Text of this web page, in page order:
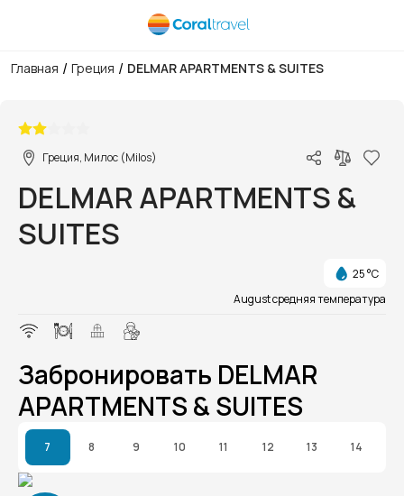
Главная / Греция / DELMAR APARTMENTS & SUITES
Греция, Милос (Milos)
DELMAR APARTMENTS &
SUITES
25 °C
August средняя температура
Забронировать DELMAR
APARTMENTS & SUITES
7 8 9 10 11 12 13 14